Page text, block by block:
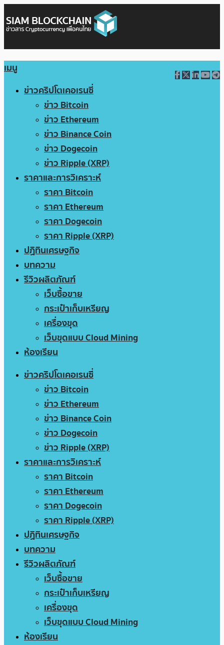
เมนู
ข่าวคริปโตเคอเรนซี่
ข่าว Bitcoin
ข่าว Ethereum
ข่าว Binance Coin
ข่าว Dogecoin
ข่าว Ripple (XRP)
ราคาและการวิเคราะห์
ราคา Bitcoin
ราคา Ethereum
ราคา Dogecoin
ราคา Ripple (XRP)
ปฏิทินเศรษฐกิจ
บทความ
รีวิวผลิตภัณฑ์
เว็บซื้อขาย
กระเป๋าเก็บเหรียญ
เครื่องขุด
เว็บขุดแบบ Cloud Mining
ห้องเรียน
ข่าวคริปโตเคอเรนซี่
ข่าว Bitcoin
ข่าว Ethereum
ข่าว Binance Coin
ข่าว Dogecoin
ข่าว Ripple (XRP)
ราคาและการวิเคราะห์
ราคา Bitcoin
ราคา Ethereum
ราคา Dogecoin
ราคา Ripple (XRP)
ปฏิทินเศรษฐกิจ
บทความ
รีวิวผลิตภัณฑ์
เว็บซื้อขาย
กระเป๋าเก็บเหรียญ
เครื่องขุด
เว็บขุดแบบ Cloud Mining
ห้องเรียน